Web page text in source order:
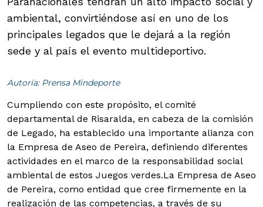
ambiental, convirtiéndose así en uno de los
principales legados que le dejará a la región
sede y al país el evento multideportivo.
Autoría: Prensa Mindeporte
Cumpliendo con este propósito, el comité
departamental de Risaralda, en cabeza de la comisión
de Legado, ha establecido una importante alianza con
la Empresa de Aseo de Pereira, definiendo diferentes
actividades en el marco de la responsabilidad social
ambiental de estos Juegos verdes.La Empresa de Aseo
de Pereira, como entidad que cree firmemente en la
realización de las competencias, a través de su